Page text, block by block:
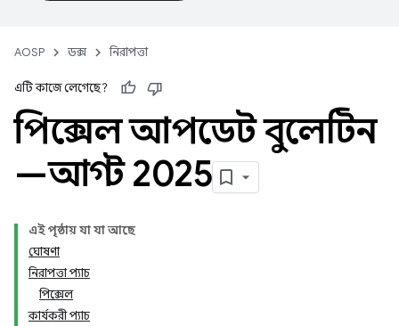
AOSP ডক্স নিরাপত্তা
এটি কাজে লেগেছে?
পিক্সেল আপডেট বুলেটিন
—আগস্ট 2025
এই পৃষ্ঠায় যা যা আছে
ঘোষণা
নিরাপত্তা প্যাচ
পিক্সেল
কার্যকরী প্যাচ